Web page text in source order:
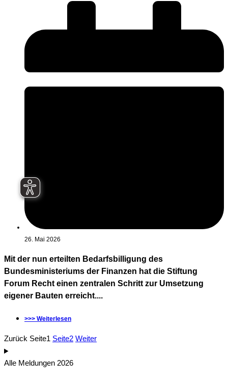
26. Mai 2026
Mit der nun erteilten Bedarfsbilligung des
Bundesministeriums der Finanzen hat die Stiftung
Forum Recht einen zentralen Schritt zur Umsetzung
eigener Bauten erreicht....
>>> Weiterlesen
Zurück Seite1 Seite2 Weiter
Alle Meldungen 2026